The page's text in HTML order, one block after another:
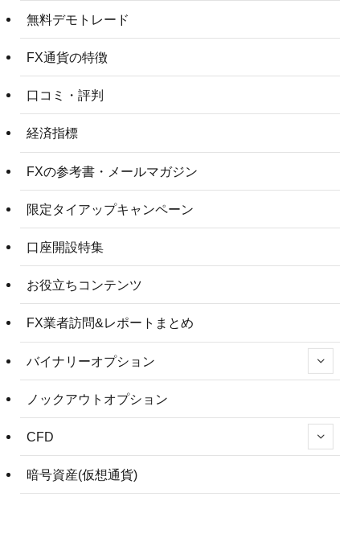
無料デモトレード
FX通貨の特徴
口コミ・評判
経済指標
FXの参考書・メールマガジン
限定タイアップキャンペーン
口座開設特集
お役立ちコンテンツ
FX業者訪問&レポートまとめ
バイナリーオプション
ノックアウトオプション
CFD
暗号資産(仮想通貨)